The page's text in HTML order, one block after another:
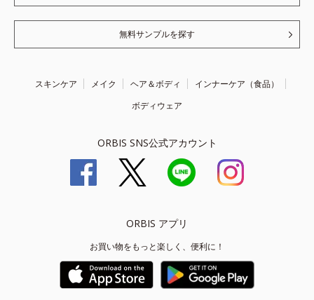
無料サンプルを探す
スキンケア メイク ヘア＆ボディ
インナーケア（食品）
ボディウェア
ORBIS SNS公式アカウント
ORBIS アプリ
お買い物をもっと楽しく、便利に！